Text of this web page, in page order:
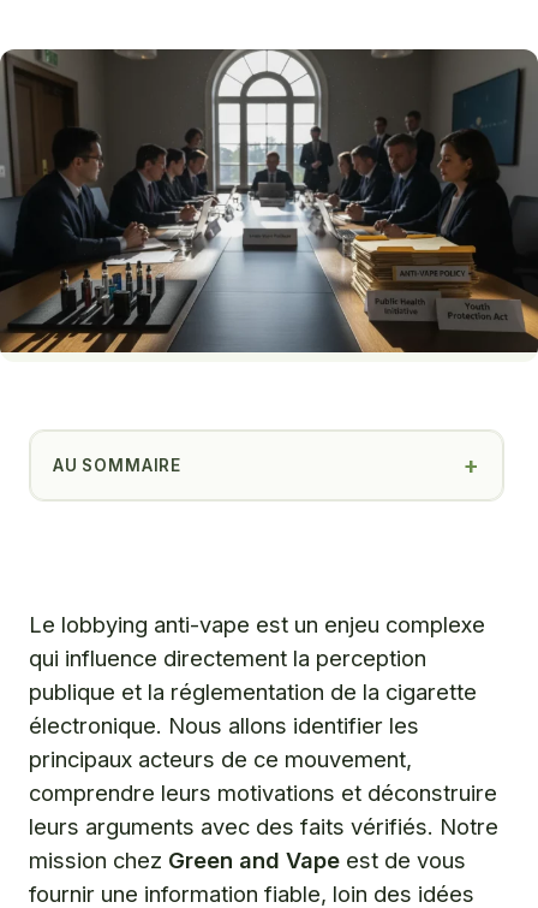
AU SOMMAIRE
anti-vape pour justifier ses positions ?
Comment Green and Vape déconstruit les arguments du
lobbying anti-vape et promeut une information éclairée ?
Comment Green and Vape vous aide à naviguer
l’information sur la vape et à faire un choix éclairé ?
Questions fréquentes
Le lobbying anti-vape est un enjeu complexe
qui influence directement la perception
publique et la réglementation de la cigarette
électronique. Nous allons identifier les
principaux acteurs de ce mouvement,
comprendre leurs motivations et déconstruire
leurs arguments avec des faits vérifiés. Notre
mission chez Green and Vape est de vous
fournir une information fiable, loin des idées